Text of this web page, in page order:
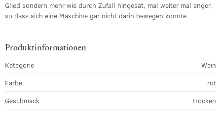
Glied sondern mehr wie durch Zufall hingesät, mal weiter mal enger,
so dass sich eine Maschine gar nicht darin bewegen könnte.
Produktinformationen
Kategorie
Wein
Farbe
rot
Geschmack
trocken